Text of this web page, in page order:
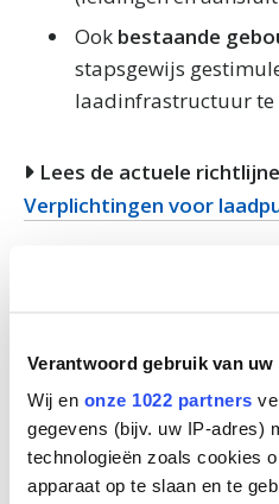
Verantwoord gebruik van uw
Wij en onze 1022 partners
gegevens (bijv. uw IP-adres)
technologieën zoals cookies
apparaat op te slaan en te
Ook bestaande
stapsgewijs
laadinfrastructuur te
Lees de actuele
Verplichtingen voor
Premies en
voordelen
De voordelen zijn recent